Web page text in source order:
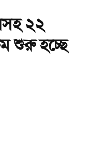
২২
শুরু হচ্ছে